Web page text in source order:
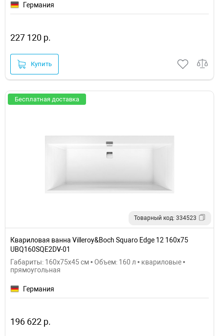
Германия
227 120 р.
Купить
Бесплатная доставка
Товарный код: 334523
Квариловая ванна Villeroy&Boch Squaro Edge 12 160x75
UBQ160SQE2DV-01
Габариты: 160x75x45 см • Объем: 160 л • квариловые •
прямоугольная
Германия
196 622 р.